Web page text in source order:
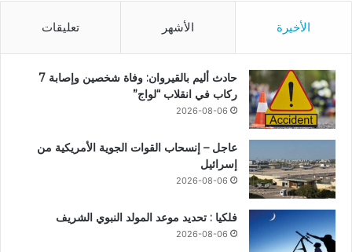
الأخيرة الأشهر تعليقات
حادث أليم بالقيروان: وفاة شخصين وإصابة 7
ركاب في انقلاب “لواج”
2026-08-06
عاجل – إنسحاب القوات الجوية الأمريكية من
إسرائيل
2026-08-06
فلكيا : تحديد موعد المولد النبوي الشريف
2026-08-06